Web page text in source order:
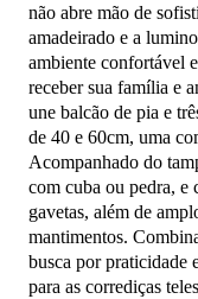
não abre mão de
amadeirado e a
ambiente confortável
receber sua família e
une balcão de pia e
de 40 e 60cm, uma
Acompanhado do
com cuba ou pedra, e
gavetas, além de
mantimentos.
busca por praticidade
para as corrediças